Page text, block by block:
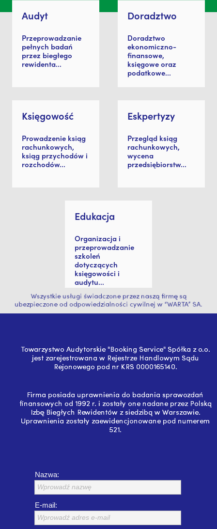
Audyt
Przeprowadzanie
pełnych badań
przez biegłego
rewidenta...
Doradztwo
Doradztwo
ekonomiczno-
finansowe,
księgowe oraz
podatkowe...
Księgowość
Prowadzenie ksiąg
rachunkowych,
ksiąg przychodów i
rozchodów...
Eskpertyzy
Przegląd ksiąg
rachunkowych,
wycena
przedsiębiorstw...
Edukacja
Organizacja i
przeprowadzanie
szkoleń
dotyczących
księgowości i
audytu...
Nazwa:
Wprowadź nazwę
E-mail:
Wprowadź adres e-mail